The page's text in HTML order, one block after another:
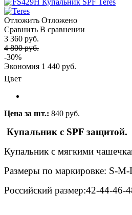
Отложить Отложено
Сравнить В сравнении
3 360 руб.
4 800 руб.
-30%
Экономия 1 440 руб.
Цвет
Цена за шт.: 840 руб.
Купальник с SPF защитой.
Купальник с мягкими
Размеры по маркировке: S-
Российский размер:42-44-46-